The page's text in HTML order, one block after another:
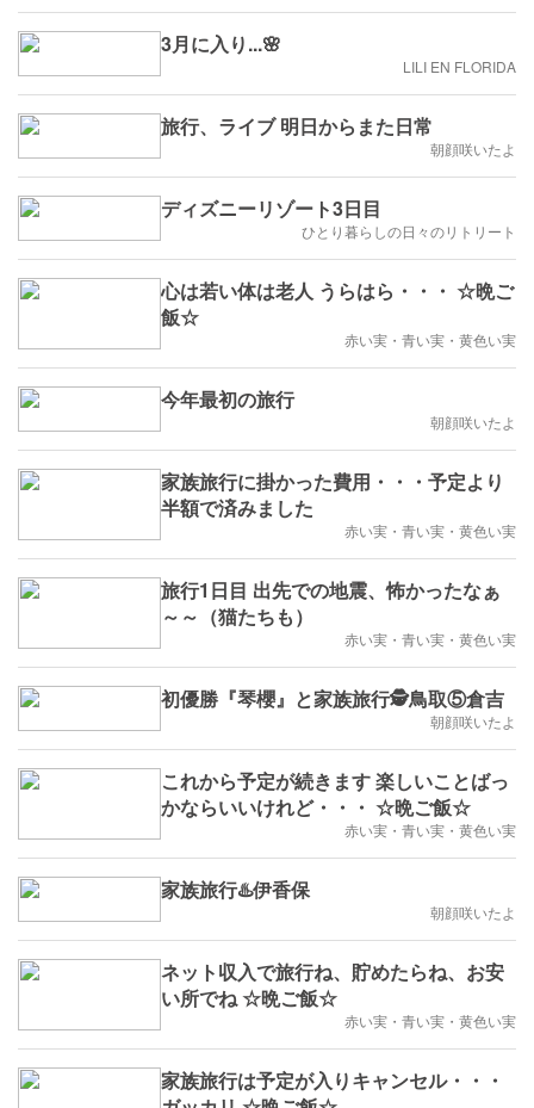
3月に入り...🌸
LILI EN FLORIDA
旅行、ライブ 明日からまた日常
朝顔咲いたよ
ディズニーリゾート3日目
ひとり暮らしの日々のリトリート
心は若い体は老人 うらはら・・・ ☆晩ご
飯☆
赤い実・青い実・黄色い実
今年最初の旅行
朝顔咲いたよ
家族旅行に掛かった費用・・・予定より
半額で済みました
赤い実・青い実・黄色い実
旅行1日目 出先での地震、怖かったなぁ
～～（猫たちも）
赤い実・青い実・黄色い実
初優勝『琴櫻』と家族旅行🕵️鳥取⑤倉吉
朝顔咲いたよ
これから予定が続きます 楽しいことばっ
かならいいけれど・・・ ☆晩ご飯☆
赤い実・青い実・黄色い実
家族旅行♨️伊香保
朝顔咲いたよ
ネット収入で旅行ね、貯めたらね、お安
い所でね ☆晩ご飯☆
赤い実・青い実・黄色い実
家族旅行は予定が入りキャンセル・・・